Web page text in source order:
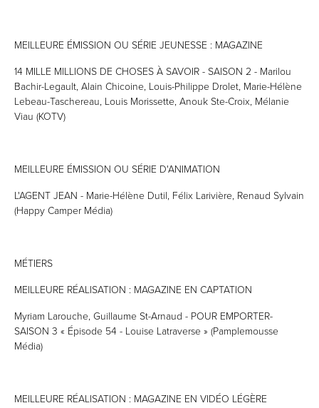
MEILLEURE ÉMISSION OU SÉRIE JEUNESSE : MAGAZINE
14 MILLE MILLIONS DE CHOSES À SAVOIR - SAISON 2 - Marilou
Bachir-Legault, Alain Chicoine, Louis-Philippe Drolet, Marie-Hélène
Lebeau-Taschereau, Louis Morissette, Anouk Ste-Croix, Mélanie
Viau (KOTV)
MEILLEURE ÉMISSION OU SÉRIE D'ANIMATION
L'AGENT JEAN - Marie-Hélène Dutil, Félix Larivière, Renaud Sylvain
(Happy Camper Média)
MÉTIERS
MEILLEURE RÉALISATION : MAGAZINE EN CAPTATION
Myriam Larouche, Guillaume St-Arnaud - POUR EMPORTER-
SAISON 3 « Épisode 54 - Louise Latraverse » (Pamplemousse
Média)
MEILLEURE RÉALISATION : MAGAZINE EN VIDÉO LÉGÈRE